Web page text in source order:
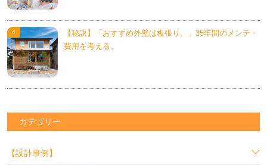
【秘訣】「おすすめ外壁は板張り。」35年間のメンテ・
費用を考える。
カテゴリー
【設計事例】